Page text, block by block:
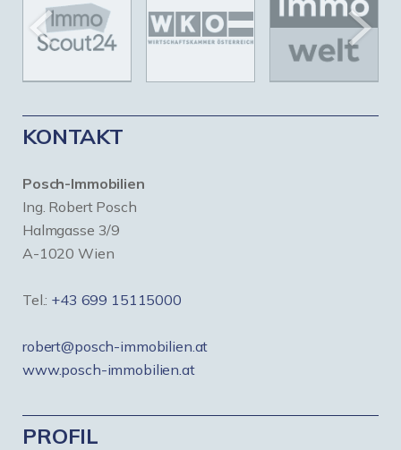
KONTAKT
Posch-Immobilien
Ing. Robert Posch
Halmgasse 3/9
A-1020 Wien
Tel.: +43 699 15115000
robert@posch-immobilien.at
www.posch-immobilien.at
PROFIL